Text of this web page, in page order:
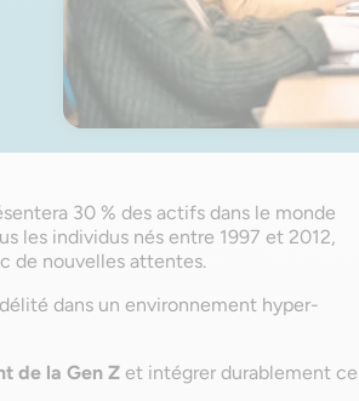
30 % des actifs dans le monde
les individus nés entre 1997 et 2012,
de nouvelles attentes.
dans un environnement hyper-
de la Gen Z et intégrer durablement